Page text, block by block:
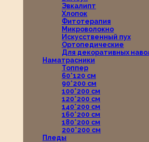
Эвкалипт
Хлопок
Фитотерапия
Микроволокно
Искусственный пух
Ортопедические
Для декоративных
Наматрасники
Топпер
60*120 см
90*200 см
100*200 см
120*200 см
140*200 см
160*200 см
180*200 см
200*200 см
Пледы